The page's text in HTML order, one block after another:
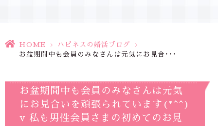
HOME > ハピネスの婚活ブログ
>
お盆期間中も会員のみなさんは元気にお見合･･･
お盆期間中も会員のみなさんは元気
にお見合いを頑張られています(*^^)
v 私も男性会員さまの初めてのお見